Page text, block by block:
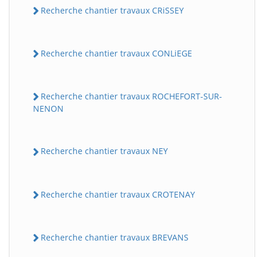
Recherche chantier travaux CRiSSEY
Recherche chantier travaux CONLiEGE
Recherche chantier travaux ROCHEFORT-SUR-
NENON
Recherche chantier travaux NEY
Recherche chantier travaux CROTENAY
Recherche chantier travaux BREVANS